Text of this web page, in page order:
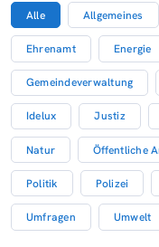
Alle Allgemeines
Ehrenamt Energie
Gemeindeverwaltung
Idelux Justiz
Natur Öffentliche
Politik Polizei
Umfragen Umwelt